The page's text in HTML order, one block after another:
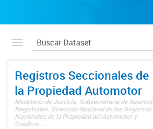
Registros Seccionales de
la Propiedad Automotor
Ministerio de Justicia. Subsecretaría de Asuntos
Registrales. Dirección Nacional de los Registros
Nacionales de la Propiedad del Automotor y
Créditos ...